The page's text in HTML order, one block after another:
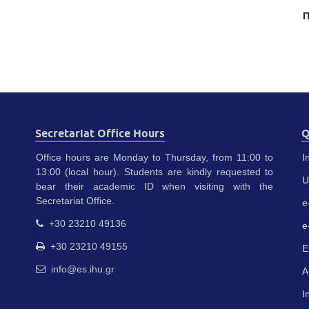
Secretariat Office Hours
Office hours are Monday to Thursday, from 11:00 to
13:00 (local hour). Students are kindly requested to
bear their academic ID when visiting with the
Secretariat Office.
+30 23210 49136
+30 23210 49155
info@es.ihu.gr